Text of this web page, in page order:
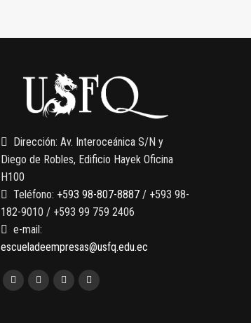
Dirección: Av. Interoceánica S/N y
Diego de Robles, Edificio Hayek Oficina
H100
Teléfono: +593 98-807-8887 / +593 98-
182-9010 / +593 99 759 2406
e-mail:
escueladeempresas@usfq.edu.ec